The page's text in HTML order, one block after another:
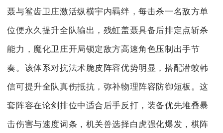
聂与鲨齿卫庄激活纵横宇内羁绊，每击杀一名敌方单
位便永久提升全队输出，残虹盖聂具备后排定点斩杀
能力，魔化卫庄开局锁定敌方高速角色压制出手节
奏。该体系对抗法术脆皮阵容优势明显，搭配潜蛟韩
信可提升全队真伤抵抗，弥补物理阵容防御短板。这
套阵容在论剑排位中适合后手反打，装备优先堆叠暴
击伤害与速度词条，机关兽选择白虎强化爆发，棋阵